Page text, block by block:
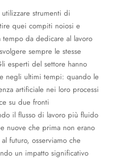
strumenti di
quei compiti noiosi e
da dedicare al lavoro
sempre le stesse
esperti del settore hanno
negli ultimi tempi: quando le
artificiale nei loro processi
su due fronti
il flusso di lavoro più fluido
nuove che prima non erano
futuro, osserviamo che
un impatto significativo